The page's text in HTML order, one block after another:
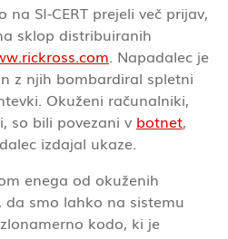
SI-CERT prejeli več prijav,
sklop distribuiranih
. Napadalec je
z njih bombardiral spletni
Okuženi računalniki,
so bili povezani v botnet,
izdajal ukaze.
enega od okuženih
smo lahko na sistemu
kodo, ki je